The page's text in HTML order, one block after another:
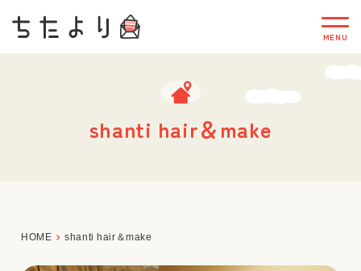
shanti hair＆make
HOME shanti hair＆make